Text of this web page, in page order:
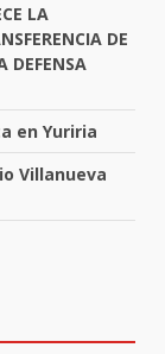
LA
DE
DEFENSA
en Yuriria
Villanueva